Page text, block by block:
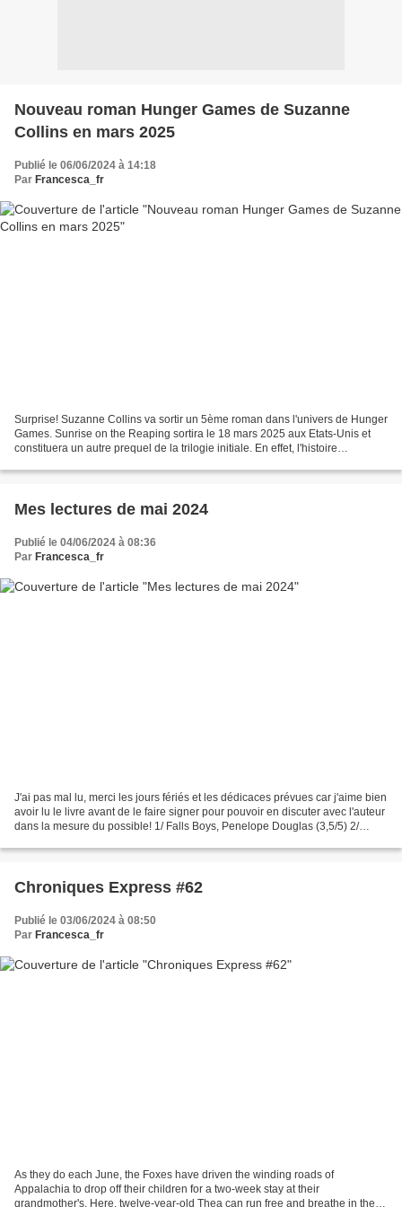
Nouveau roman Hunger Games de Suzanne
Collins en mars 2025
Publié le 06/06/2024 à 14:18
Par Francesca_fr
Surprise! Suzanne Collins va sortir un 5ème roman dans l'univers de Hunger
Games. Sunrise on the Reaping sortira le 18 mars 2025 aux Etats-Unis et
constituera un autre prequel de la trilogie initiale. En effet, l'histoire
Mes lectures de mai 2024
Publié le 04/06/2024 à 08:36
Par Francesca_fr
J'ai pas mal lu, merci les jours fériés et les dédicaces prévues car j'aime bien
avoir lu le livre avant de le faire signer pour pouvoir en discuter avec l'auteur
dans la mesure du possible! 1/ Falls Boys, Penelope Douglas (3,5/5) 2/
Chroniques Express #62
Publié le 03/06/2024 à 08:50
Par Francesca_fr
As they do each June, the Foxes have driven the winding roads of
Appalachia to drop off their children for a two-week stay at their
grandmother's. Here, twelve-year-old Thea can run free and breathe in the